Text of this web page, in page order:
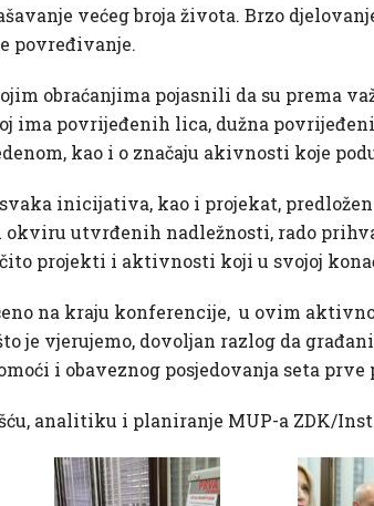
većeg broja života. Brzo
povređivanje.
obraćanjima pojasnili da su prema
ima povrijeđenih lica, dužna
kao i o značaju akivnosti koje
svaka inicijativa, kao i projekat,
okviru utvrđenih nadležnosti, rado
projekti i aktivnosti koji u svojoj
na kraju konferencije, u ovim
je vjerujemo, dovoljan razlog da
i obaveznog posjedovanja seta
analitiku i planiranje MUP-a ZDK/